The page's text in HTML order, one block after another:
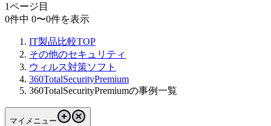
1ページ目
0件中 0〜0件を表示
IT製品比較TOP
その他のセキュリティ
ウィルス対策ソフト
360TotalSecurityPremium
360TotalSecurityPremiumの事例一覧
マイメニュー